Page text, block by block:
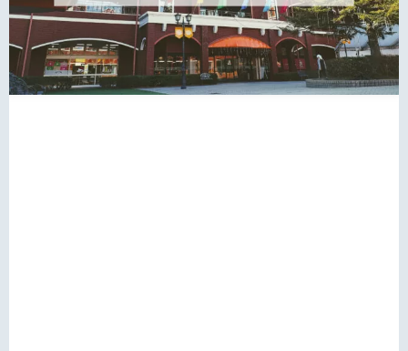
お問い合わせ contact